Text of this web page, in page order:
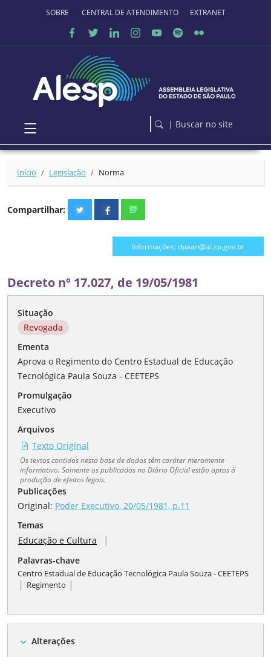
Ir para o conteúdo principal
SOBRE O PORTALCENTRAL DE ATENDIMENTO EXTRANET
| Buscar no site
Início Legislação Norma
Compartilhar:
Informações: dpaan@al.sp.gov.br
Decreto nº 17.027, de 19/05/1981
Situação
Revogada
Ementa
Aprova o Regimento do Centro Estadual de Educação
Tecnológica Paula Souza - CEETEPS
Promulgação
Executivo
Arquivos
Texto Original
Os textos contidos nesta base de dados têm caráter meramente
informativo. Somente os publicados no Diário Oficial estão aptos à
produção de efeitos legais.
Publicações
Original: Poder Executivo, 20/05/1981, p.11
Temas
Educação e Cultura
|
Palavras-chave
Centro Estadual de Educação Tecnológica Paula Souza - CEETEPS
| Regimento |
expand_more Alterações